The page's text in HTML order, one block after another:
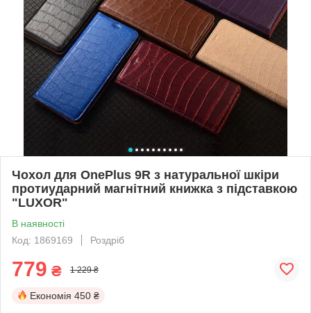
Чохол для OnePlus 9R з натуральної шкіри
протиударний магнітний книжка з підставкою
"LUXOR"
В наявності
Код: 1869169
Роздріб
779 ₴ 1 229 ₴
Економія 450 ₴